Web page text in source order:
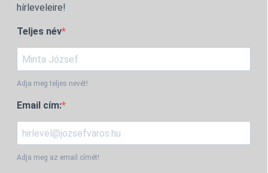
hírleveleire!
Teljes név
Adja meg teljes nevét!
Email cím:
Adja meg az email címét!